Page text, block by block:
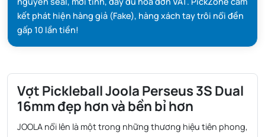
kết phát hiện hàng giả (Fake), hàng xách tay trôi nổi đền
gấp 10 lần tiền!
Vợt Pickleball Joola Perseus 3S Dual
16mm đẹp hơn và bền bỉ hơn
JOOLA nổi lên là một trong những thương hiệu tiên phong,